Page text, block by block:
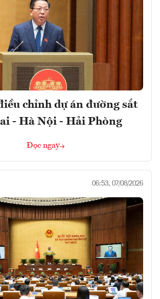
chỉnh dự án đường sắt
- Hà Nội - Hải Phòng
Đọc ngay
06:53, 07/08/2026